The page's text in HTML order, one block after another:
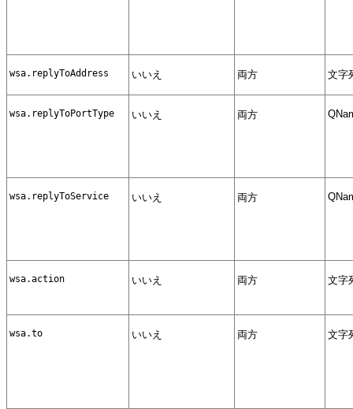
wsa.replyToAddress いいえ 両方 文字
wsa.replyToPortType いいえ 両方
wsa.replyToService いいえ 両方
wsa.action いいえ 両方 文字
wsa.to いいえ 両方 文字